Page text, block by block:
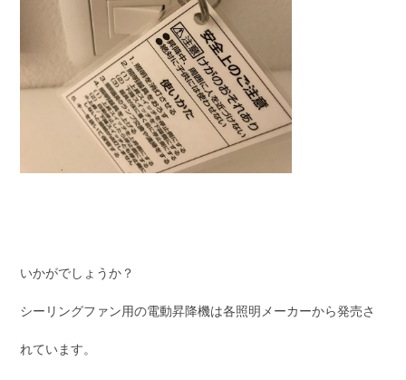
いかがでしょうか？
シーリングファン用の電動昇降機は各照明メーカーから発売さ
れています。